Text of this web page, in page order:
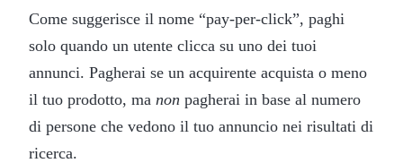
Come suggerisce il nome “pay-per-click”, paghi
solo quando un utente clicca su uno dei tuoi
annunci. Pagherai se un acquirente acquista o meno
il tuo prodotto, ma non pagherai in base al numero
di persone che vedono il tuo annuncio nei risultati di
ricerca.